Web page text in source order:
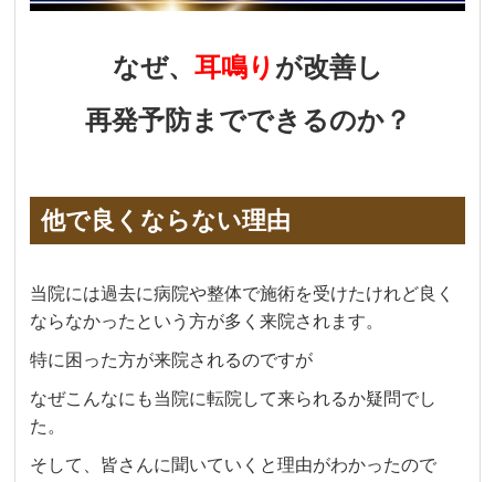
なぜ、 耳鳴り が改善し
再発予防までできるのか？
他で良くならない理由
当院には過去に病院や整体で施術を受けたけれど良く
ならなかったという方が多く来院されます。
特に困った方が来院されるのですが
なぜこんなにも当院に転院して来られるか疑問でし
た。
そして、皆さんに聞いていくと理由がわかったので